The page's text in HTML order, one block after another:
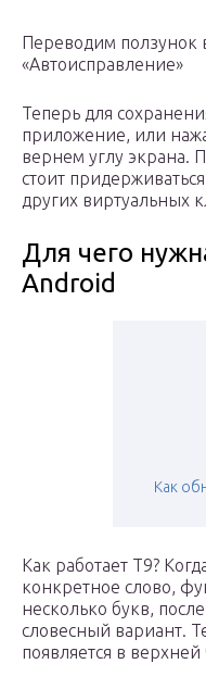
Переводим ползунок
«Автоисправление»
Теперь для
приложение, или
вернем углу экрана.
стоит
других виртуальных
Для чего
Android
Как
Как работает Т9?
конкретное слово,
несколько букв,
словесный вариант.
появляется в